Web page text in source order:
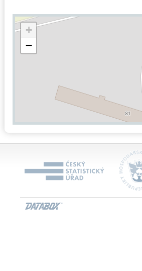
+
−